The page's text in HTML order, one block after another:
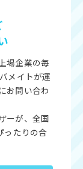
場企業の毎
メイトが運
お問い合わ
ーが、全国
ったりの合